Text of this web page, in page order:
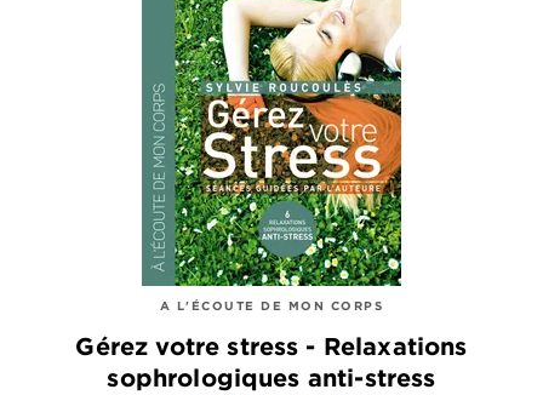
A L'ÉCOUTE DE MON CORPS
Gérez votre stress - Relaxations
sophrologiques anti-stress